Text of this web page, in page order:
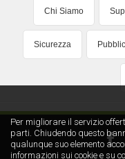
Chi Siamo
Sicurezza
Per migliorare il servizio
parti. Chiudendo questo
qualunque suo elemento
informazioni sui cookie e su